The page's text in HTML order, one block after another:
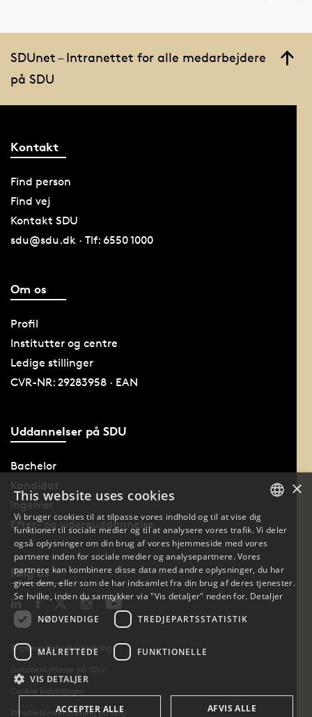
SDUnet – Intranettet for alle medarbejdere
på SDU
Kontakt
Find person
Find vej
Kontakt SDU
sdu@sdu.dk · Tlf: 6550 1000
Om os
Profil
Institutter og centre
Ledige stillinger
CVR-NR: 29283958 · EAN
Uddannelser på SDU
Bachelor
Kandidat
Ingeniør
Efter- og videreuddannelse
Følg os
Tilgængelighedserklæring
Databeskyttelse på SDU
Cookie indstillinger
Whistleblowerordning på SDU
DANISH
ENGLISH
×
This website uses cookies
Vi bruger cookies til at tilpasse vores indhold og til at vise dig
funktioner til sociale medier og til at analysere vores trafik. Vi deler
også oplysninger om din brug af vores hjemmeside med vores
partnere inden for sociale medier og analysepartnere. Vores
partnere kan kombinere disse data med andre oplysninger, du har
givet dem, eller som de har indsamlet fra din brug af deres tjenester.
Se hvilke, inden du samtykker via "Vis detaljer" neden for. Detaljer
NØDVENDIGE
TREDJEPARTSSTATISTIK
MÅLRETTEDE FUNKTIONELLE
VIS DETALJER
ACCEPTER ALLE AFVIS ALLE